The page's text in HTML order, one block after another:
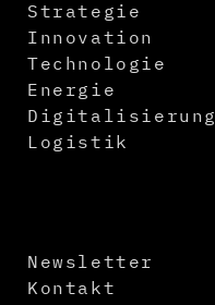
Strategie
Innovation
Technologie
Energie
Digitalisierung
Logistik
Newsletter
Kontakt